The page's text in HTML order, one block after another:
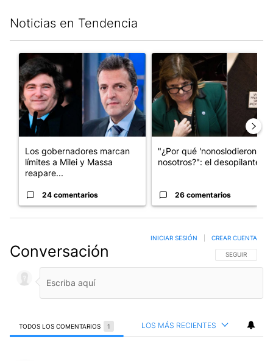
Noticias en Tendencia
Un artículo de tendencia con el título "Los gobernadores
Los gobernadores marcan
límites a Milei y Massa
reapare...
24 comentarios
Un artículo de tendencia con
"¿Por qué 'nonoslodieron' a
nosotros?": el desopilante ...
26 comentarios
Conversación SIGA ESTA
SEGUIR
INICIAR SESIÓN CREAR CUENTA
TODOS LOS COMENTARIOS 1 LOS MÁS RECIENTES